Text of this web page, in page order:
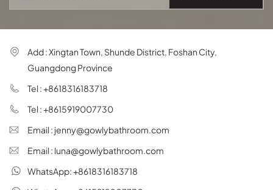
Add : Xingtan Town, Shunde District, Foshan City,
Guangdong Province
Tel : +8618316183718
Tel : +8615919007730
Email : jenny@gowlybathroom.com
Email : luna@gowlybathroom.com
WhatsApp: +8618316183718